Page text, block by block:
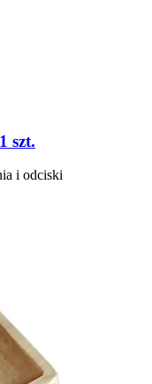
szt.
i odciski